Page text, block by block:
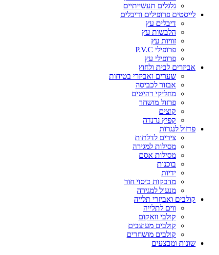
גלגלים תעשייתיים
לייסטים פרופילים ודיבלים
דיבלים עץ
הלבשות עץ
זוויות עץ
פרופילי P.V.C
פרופילי עץ
אביזרים לבית ולחוץ
שערים ואביזרי בטיחות
אבזור לכביסה
מחליקי רהיטים
פרזול מושחר
קוצים
קפיץ נדנדה
פרזול לנגרות
צירים לדלתות
מסילות למגירה
מסילות אסם
בוכנות
ידיות
מדבקות כיסוי חור
מנעול למגירה
קולבים ואביזרי תלייה
ווים לתלייה
קולבי וואקום
קולבים מעוצבים
קולבים מושחרים
שונות ומבצעים